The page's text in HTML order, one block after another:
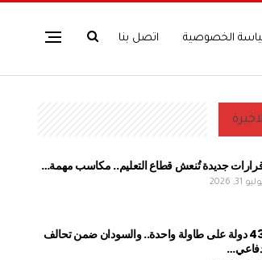
الخصوصية اتصل بنا
جديدة تُنعش قطاع التعليم.. مكاسب مهمة…
31, 2026
43 دولة على طاولة واحدة.. والسودان ضمن تحالف